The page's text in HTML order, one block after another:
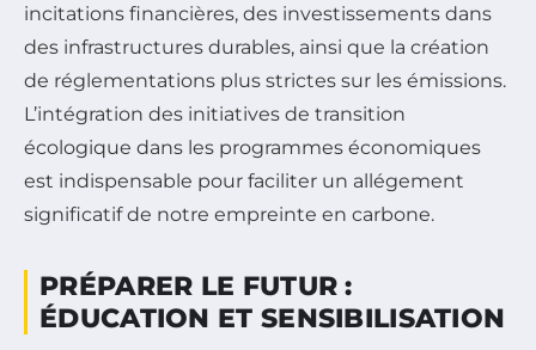
incitations financières, des investissements dans
des infrastructures durables, ainsi que la création
de réglementations plus strictes sur les émissions.
L’intégration des initiatives de transition
écologique dans les programmes économiques
est indispensable pour faciliter un allégement
significatif de notre empreinte en carbone.
PRÉPARER LE FUTUR :
ÉDUCATION ET SENSIBILISATION